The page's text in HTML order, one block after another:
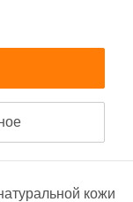
кожи